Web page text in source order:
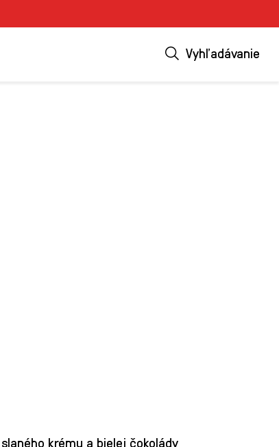
Vyhľadávanie
krému a bielej čokolády